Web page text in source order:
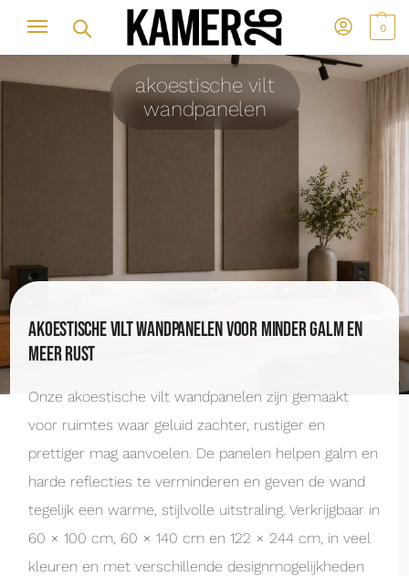
0
akoestische vilt
wandpanelen
Akoestische vilt wandpanelen voor minder galm en
meer rust
Onze akoestische vilt wandpanelen zijn gemaakt
voor ruimtes waar geluid zachter, rustiger en
prettiger mag aanvoelen. De panelen helpen galm en
harde reflecties te verminderen en geven de wand
tegelijk een warme, stijlvolle uitstraling. Verkrijgbaar in
60 × 100 cm, 60 × 140 cm en 122 × 244 cm, in veel
kleuren en met verschillende designmogelijkheden